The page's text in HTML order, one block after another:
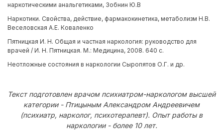
наркотическими анальгетиками, Зобнин Ю.В
Наркотики. Свойства, действие, фармакокинетика, метаболизм Н.В.
Веселовская А.Е. Коваленко
Пятницкая И. Н. Общая и частная наркология: руководство для
врачей / И. Н. Пятницкая. М.: Медицина, 2008. 640 с.
Неотложные состояния в наркологии Сыропятов О.Г. и др.
Текст подготовлен врачом психиатром-наркологом высшей
категории - Птицыным Александром Андреевичем
(психиатр, нарколог, психотерапевт). Опыт работы в
наркологии - более 10 лет.